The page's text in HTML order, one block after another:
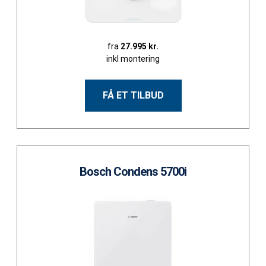
fra 27.995 kr.
inkl montering
FÅ ET TILBUD
Bosch Condens 5700i